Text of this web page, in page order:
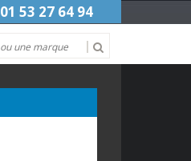
01 53 27 64 94